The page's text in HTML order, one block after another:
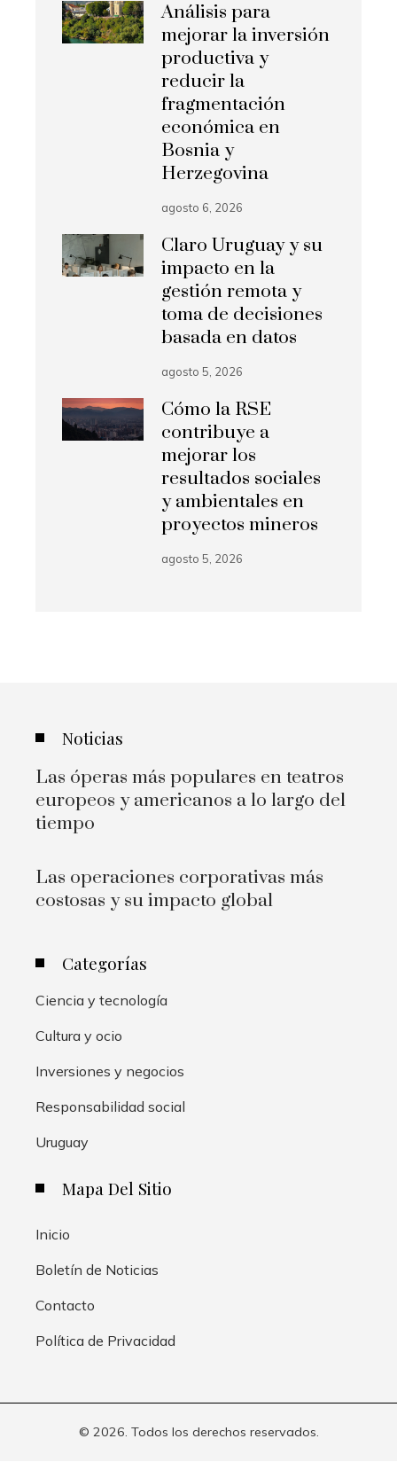
Análisis para
mejorar la inversión
productiva y
reducir la
fragmentación
económica en
Bosnia y
Herzegovina
agosto 6, 2026
Claro Uruguay y su
impacto en la
gestión remota y
toma de decisiones
basada en datos
agosto 5, 2026
Cómo la RSE
contribuye a
mejorar los
resultados sociales
y ambientales en
proyectos mineros
agosto 5, 2026
Noticias
Las óperas más populares en teatros
europeos y americanos a lo largo del
tiempo
Las operaciones corporativas más
costosas y su impacto global
Categorías
Ciencia y tecnología
Cultura y ocio
Inversiones y negocios
Responsabilidad social
Uruguay
Mapa Del Sitio
Inicio
Boletín de Noticias
Contacto
Política de Privacidad
© 2026. Todos los derechos reservados.